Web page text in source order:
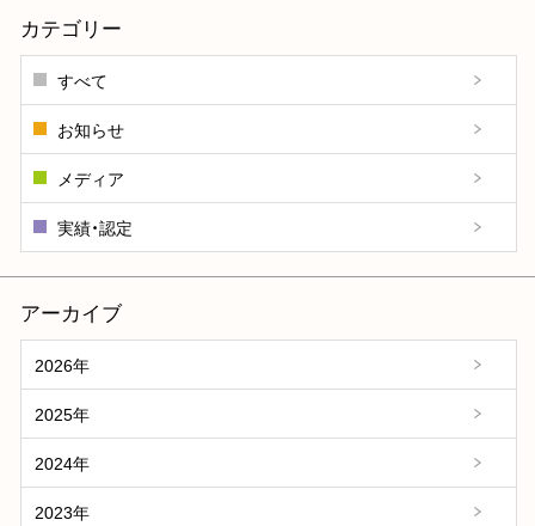
カテゴリー
すべて
お知らせ
メディア
実績・認定
アーカイブ
2026年
2025年
2024年
2023年